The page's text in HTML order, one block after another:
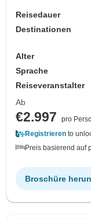
Reisedauer
Destinationen
Alter
Sprache
Reiseveranstalter
Ab
€2.997
pro
Registrieren to
Preis basierend auf
Broschüre